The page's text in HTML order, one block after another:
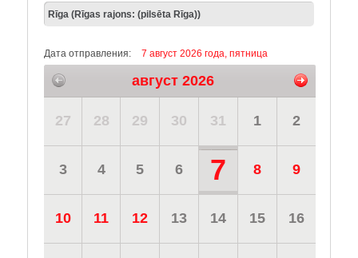
Дата отправления: 7 август 2026 года, пятница
август 2026
27 28 29 30 31 1 2
3 4 5 6 7 8 9
10 11 12 13 14 15 16